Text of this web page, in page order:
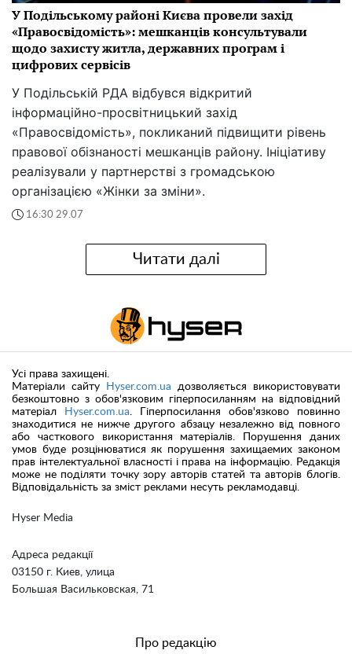
У Подільському районі Києва провели захід
«Правосвідомість»: мешканців консультували
щодо захисту житла, державних програм і
цифрових сервісів
У Подільській РДА відбувся відкритий
інформаційно-просвітницький захід
«Правосвідомість», покликаний підвищити рівень
правової обізнаності мешканців району. Ініціативу
реалізували у партнерстві з громадською
організацією «Жінки за зміни».
16:30 29.07
Читати далі
Hyser Media
Адреса редакції
03150 г. Киев, улица
Большая Васильковская, 71
Усі права захищені.
Матеріали сайту
Hyser.com.ua дозволяється використовувати
безкоштовно з обов'язковим гіперпосиланням на відповідний
матеріал
Hyser.com.ua. Гіперпосилання обов'язково повинно
знаходитися не нижче другого абзацу незалежно від повного
або часткового використання матеріалів. Порушення даних
умов буде розцінюватися як порушення захищаемих законом
прав інтелектуальної власності і права на інформацію. Редакція
може не поділяти точку зору авторів статей та авторів блогів.
Відповідальність за зміст реклами несуть рекламодавці.
Про редакцію